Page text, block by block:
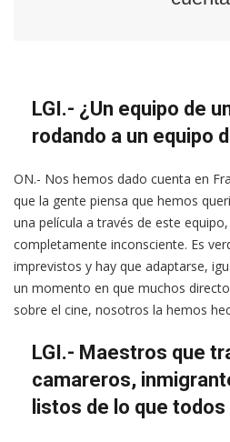
LGI.- ¿Un equipo de
rodando a un equipo
ON.- Nos hemos dado cuenta en
que la gente piensa que hemos
una película a través de este
completamente inconsciente. Es
imprevistos y hay que adaptarse,
un momento en que muchos
sobre el cine, nosotros la hemos
LGI.- Maestros que
camareros,
listos de lo que